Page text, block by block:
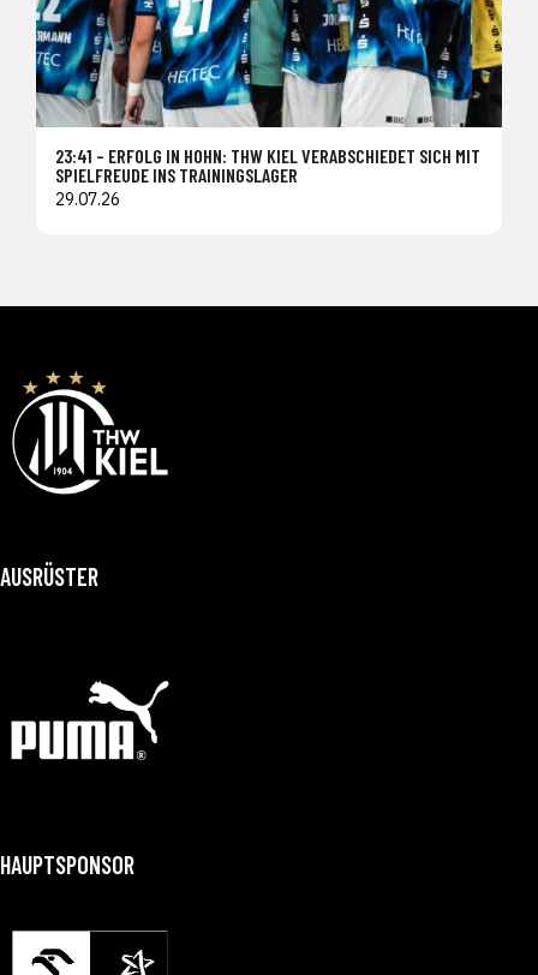
23:41 – ERFOLG IN HOHN: THW KIEL VERABSCHIEDET SICH MIT
SPIELFREUDE INS TRAININGSLAGER
29.07.26
AUSRÜSTER
HAUPTSPONSOR